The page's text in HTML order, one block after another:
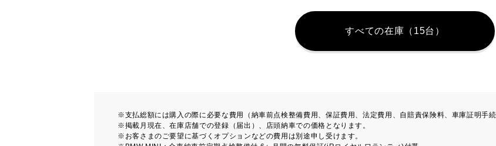
すべての在庫（15台）
※支払総額には購入の際に必要な費用（納車前点検整備費用、保証費用、法定費用、自賠責保険料、車庫証明手
※掲載月現在、在庫店舗での登録（届出）、店頭納車での価格となります。
※お客さまのご要望に基づくオプションなどの費用は別途申し受けます。